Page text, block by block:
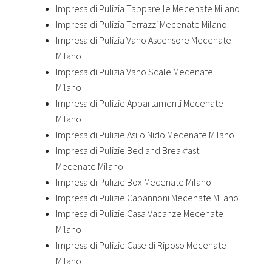
Impresa di Pulizia Tapparelle Mecenate Milano
Impresa di Pulizia Terrazzi Mecenate Milano
Impresa di Pulizia Vano Ascensore Mecenate
Milano
Impresa di Pulizia Vano Scale Mecenate
Milano
Impresa di Pulizie Appartamenti Mecenate
Milano
Impresa di Pulizie Asilo Nido Mecenate Milano
Impresa di Pulizie Bed and Breakfast
Mecenate Milano
Impresa di Pulizie Box Mecenate Milano
Impresa di Pulizie Capannoni Mecenate Milano
Impresa di Pulizie Casa Vacanze Mecenate
Milano
Impresa di Pulizie Case di Riposo Mecenate
Milano